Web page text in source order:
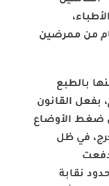
من ممرضين
بالطبع
بفعل القانون
ضغط الأوضاع
في ظل
دفعت
نقابة